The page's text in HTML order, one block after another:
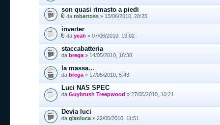
son quasi rimasto a piedi
da robertoss » 13/06/2010, 20:25
inverter
da yeah » 07/06/2010, 13:02
staccabatteria
da brega » 14/05/2010, 16:38
la massa...
da brega » 17/05/2010, 5:43
Luci NAS SPEC
da Guybrush Treepwood » 27/05/2010, 10:21
Devia luci
da gianluca » 22/05/2010, 11:51